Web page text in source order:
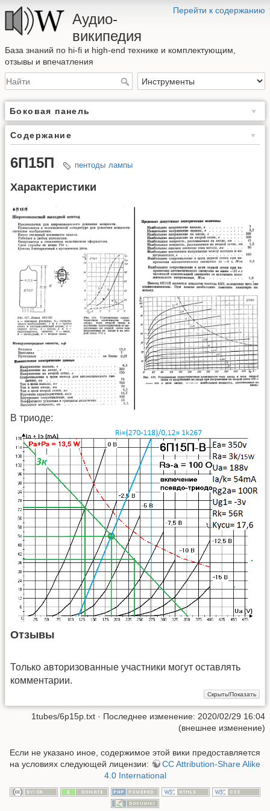
Перейти к содержанию
Аудио-
википедия
База знаний по hi-fi и high-end технике и комплектующим,
отзывы и впечатления
Боковая панель
Содержание
6П15П пентоды лампы
Характеристики
В триоде:
Отзывы
Только авторизованные участники могут оставлять
комментарии.
1tubes/6p15p.txt · Последнее изменение: 2020/02/29 16:04
(внешнее изменение)
Если не указано иное, содержимое этой вики предоставляется
на условиях следующей лицензии:
CC Attribution-Share Alike
4.0 International